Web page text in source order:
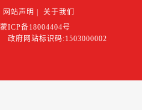
网站声明
关于我们
蒙ICP备18004404号
政府网站标识码:1503000002